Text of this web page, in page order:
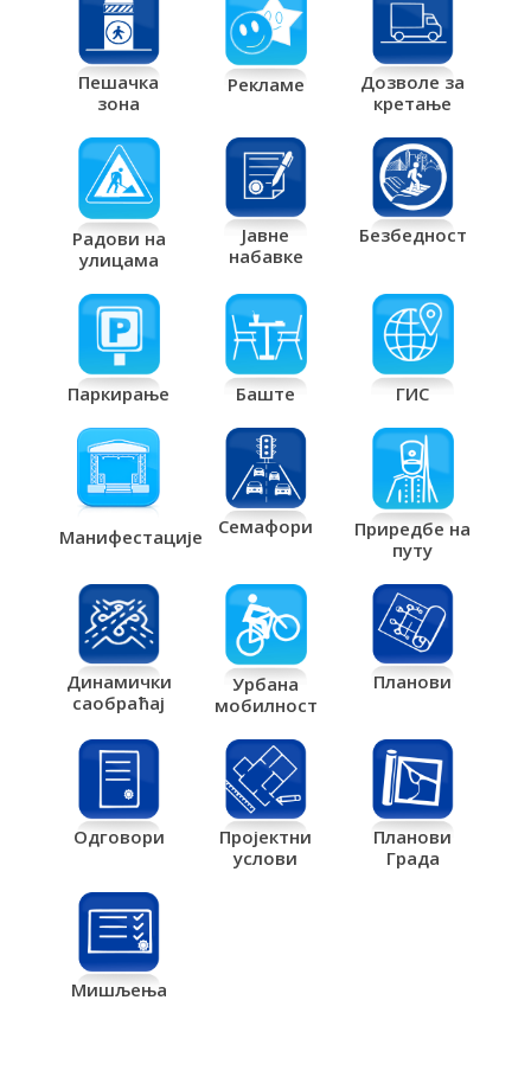
Пешачка
зона
Рекламе
Дозволе за
кретање
Радови на
улицама
Јавне
набавке
Безбедност
Паркирање Баште ГИС
Манифестације Семафори
Приредбе на
путу
Динамички
саобраћај
Урбана
мобилност
Планови
Одговори
Пројектни
услови
Планови
Града
Мишљења